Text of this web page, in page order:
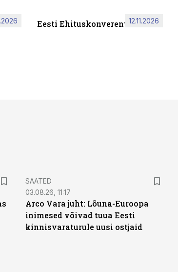
Eesti Ehituskonverents 2026
12.11.2026
SAATED
03.08.26, 11:17
Arco Vara juht: Lõuna-Euroopa
inimesed võivad tuua Eesti
kinnisvaraturule uusi ostjaid